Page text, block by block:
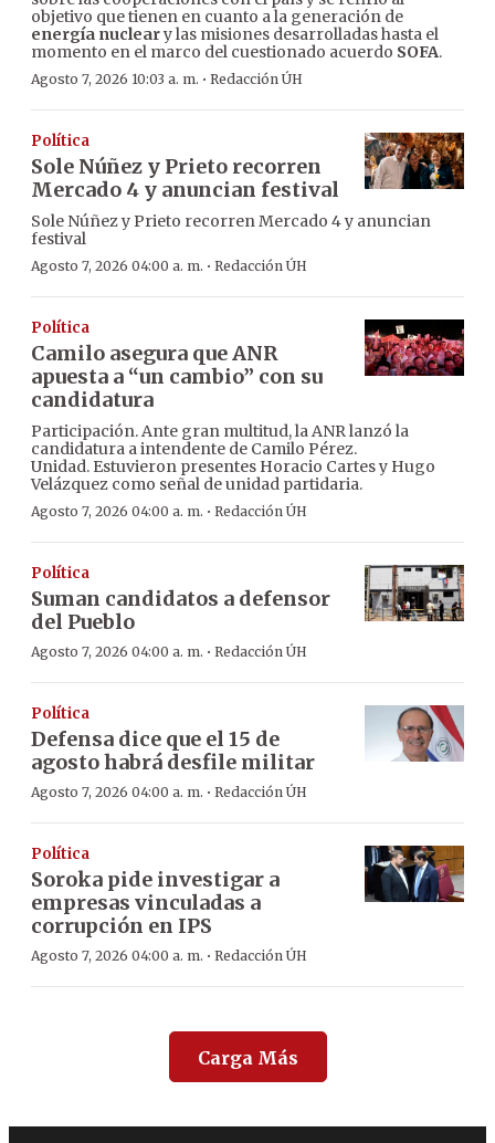
objetivo que tienen en cuanto a la generación de
energía nucleary las misiones desarrolladas hasta el
momento en el marco del cuestionado acuerdo SOFA.
Agosto 7, 2026 10:03 a. m. · Redacción ÚH
Política
Sole Núñez y Prieto recorren
Mercado 4 y anuncian festival
Sole Núñez y Prieto recorren Mercado 4 y anuncian
festival
Agosto 7, 2026 04:00 a. m. · Redacción ÚH
Política
Camilo asegura que ANR
apuesta a “un cambio” con su
candidatura
Participación. Ante gran multitud, la ANR lanzó la
candidatura a intendente de Camilo Pérez.
Unidad. Estuvieron presentes Horacio Cartes y Hugo
Velázquez como señal de unidad partidaria.
Agosto 7, 2026 04:00 a. m. · Redacción ÚH
Política
Suman candidatos a defensor
del Pueblo
Agosto 7, 2026 04:00 a. m. · Redacción ÚH
Política
Defensa dice que el 15 de
agosto habrá desfile militar
Agosto 7, 2026 04:00 a. m. · Redacción ÚH
Política
Soroka pide investigar a
empresas vinculadas a
corrupción en IPS
Agosto 7, 2026 04:00 a. m. · Redacción ÚH
Carga Más